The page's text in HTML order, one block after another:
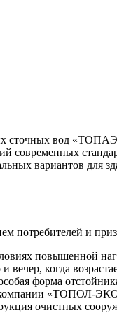
вод
современных
вариантов
потребителей и
повышенной
когда
форма
«ТОПОЛ-
очистных